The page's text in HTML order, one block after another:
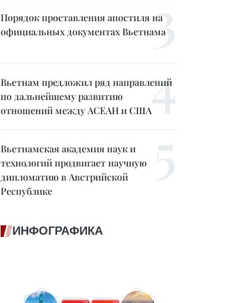
Порядок проставления апостиля на
официальных документах Вьетнама
Вьетнам предложил ряд направлений
по дальнейшему развитию
отношений между АСЕАН и США
Вьетнамская академия наук и
технологий продвигает научную
дипломатию в Австрийской
Республике
ИНФОГРАФИКА